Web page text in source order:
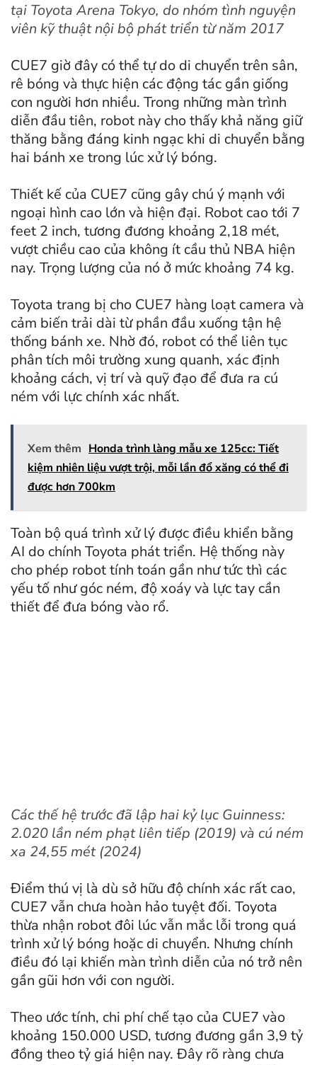
tại Toyota Arena Tokyo, do nhóm tình nguyện
viên kỹ thuật nội bộ phát triển từ năm 2017
CUE7 giờ đây có thể tự do di chuyển trên sân,
rê bóng và thực hiện các động tác gần giống
con người hơn nhiều. Trong những màn trình
diễn đầu tiên, robot này cho thấy khả năng giữ
thăng bằng đáng kinh ngạc khi di chuyển bằng
hai bánh xe trong lúc xử lý bóng.
Thiết kế của CUE7 cũng gây chú ý mạnh với
ngoại hình cao lớn và hiện đại. Robot cao tới 7
feet 2 inch, tương đương khoảng 2,18 mét,
vượt chiều cao của không ít cầu thủ NBA hiện
nay. Trọng lượng của nó ở mức khoảng 74 kg.
Toyota trang bị cho CUE7 hàng loạt camera và
cảm biến trải dài từ phần đầu xuống tận hệ
thống bánh xe. Nhờ đó, robot có thể liên tục
phân tích môi trường xung quanh, xác định
khoảng cách, vị trí và quỹ đạo để đưa ra cú
ném với lực chính xác nhất.
Xem thêm Honda trình làng mẫu xe 125cc: Tiết
kiệm nhiên liệu vượt trội, mỗi lần đổ xăng có thể đi
được hơn 700km
Toàn bộ quá trình xử lý được điều khiển bằng
AI do chính Toyota phát triển. Hệ thống này
cho phép robot tính toán gần như tức thì các
yếu tố như góc ném, độ xoáy và lực tay cần
thiết để đưa bóng vào rổ.
Các thế hệ trước đã lập hai kỷ lục Guinness:
2.020 lần ném phạt liên tiếp (2019) và cú ném
xa 24,55 mét (2024)
Điểm thú vị là dù sở hữu độ chính xác rất cao,
CUE7 vẫn chưa hoàn hảo tuyệt đối. Toyota
thừa nhận robot đôi lúc vẫn mắc lỗi trong quá
trình xử lý bóng hoặc di chuyển. Nhưng chính
điều đó lại khiến màn trình diễn của nó trở nên
gần gũi hơn với con người.
Theo ước tính, chi phí chế tạo của CUE7 vào
khoảng 150.000 USD, tương đương gần 3,9 tỷ
đồng theo tỷ giá hiện nay. Đây rõ ràng chưa